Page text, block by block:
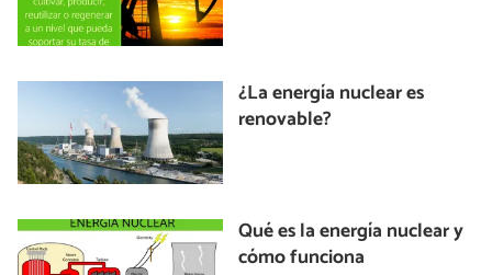
¿La energía nuclear es
renovable?
Qué es la energía nuclear y
cómo funciona